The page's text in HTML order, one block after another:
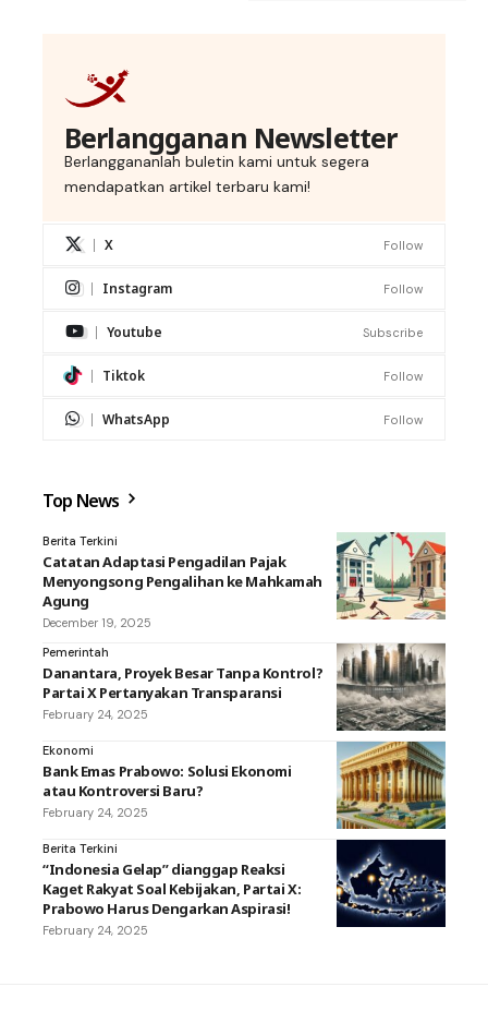
Berlangganan Newsletter
Berlanggananlah buletin kami untuk segera
mendapatkan artikel terbaru kami!
X Follow
Instagram Follow
Youtube Subscribe
Tiktok Follow
WhatsApp Follow
Top News
Berita Terkini
Catatan Adaptasi Pengadilan Pajak
Menyongsong Pengalihan ke Mahkamah
Agung
December 19, 2025
Pemerintah
Danantara, Proyek Besar Tanpa Kontrol?
Partai X Pertanyakan Transparansi
February 24, 2025
Ekonomi
Bank Emas Prabowo: Solusi Ekonomi
atau Kontroversi Baru?
February 24, 2025
Berita Terkini
“Indonesia Gelap” dianggap Reaksi
Kaget Rakyat Soal Kebijakan, Partai X:
Prabowo Harus Dengarkan Aspirasi!
February 24, 2025